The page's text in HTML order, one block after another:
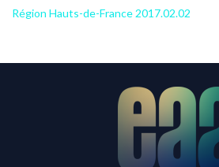
Région Hauts-de-France 2017.02.02